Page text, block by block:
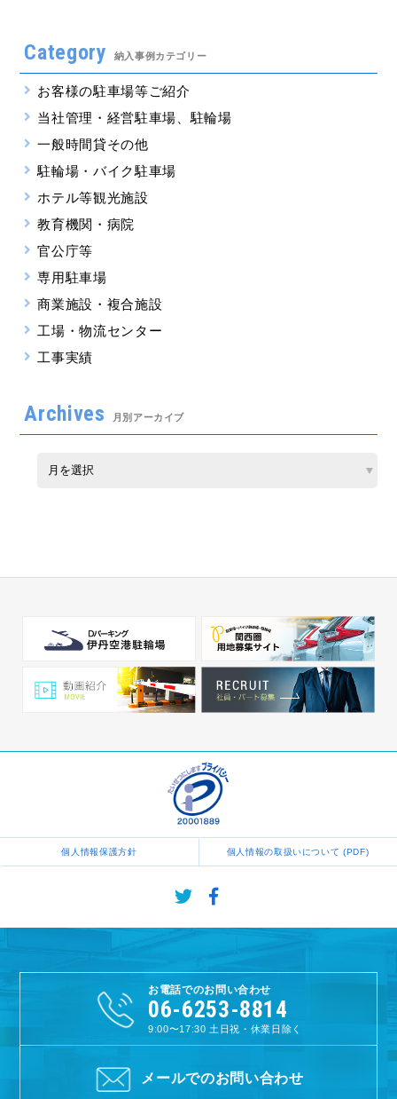
Category 納入事例カテゴリー
お客様の駐車場等ご紹介
当社管理・経営駐車場、駐輪場
一般時間貸その他
駐輪場・バイク駐車場
ホテル等観光施設
教育機関・病院
官公庁等
専用駐車場
商業施設・複合施設
工場・物流センター
工事実績
Archives 月別アーカイブ
個人情報保護方針 個人情報の取扱いについて (PDF)
お電話でのお問い合わせ
06-6253-8814
9:00〜17:30 土日祝・休業日除く
メールでのお問い合わせ